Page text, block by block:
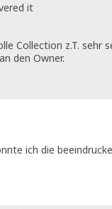
it
Collection z.T. sehr
den Owner.
ich die